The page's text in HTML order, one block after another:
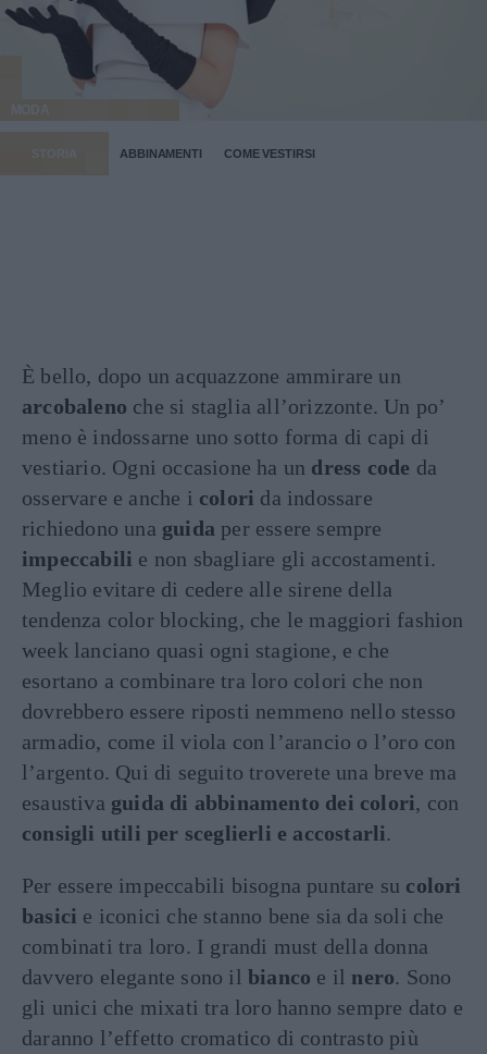
MODA
STORIA ABBINAMENTI COME VESTIRSI
È bello, dopo un acquazzone ammirare un
arcobaleno che si staglia all’orizzonte. Un po’
meno è indossarne uno sotto forma di capi di
vestiario. Ogni occasione ha un dress code da
osservare e anche i colori da indossare
richiedono una guida per essere sempre
impeccabili e non sbagliare gli accostamenti.
Meglio evitare di cedere alle sirene della
tendenza color blocking, che le maggiori fashion
week lanciano quasi ogni stagione, e che
esortano a combinare tra loro colori che non
dovrebbero essere riposti nemmeno nello stesso
armadio, come il viola con l’arancio o l’oro con
l’argento. Qui di seguito troverete una breve ma
esaustiva guida di abbinamento dei colori, con
consigli utili per sceglierli e accostarli.
Per essere impeccabili bisogna puntare su colori
basici e iconici che stanno bene sia da soli che
combinati tra loro. I grandi must della donna
davvero elegante sono il bianco e il nero. Sono
gli unici che mixati tra loro hanno sempre dato e
daranno l’effetto cromatico di contrasto più